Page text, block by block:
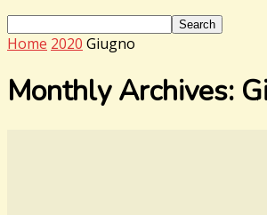
Home 2020 Giugno
Monthly Archives: